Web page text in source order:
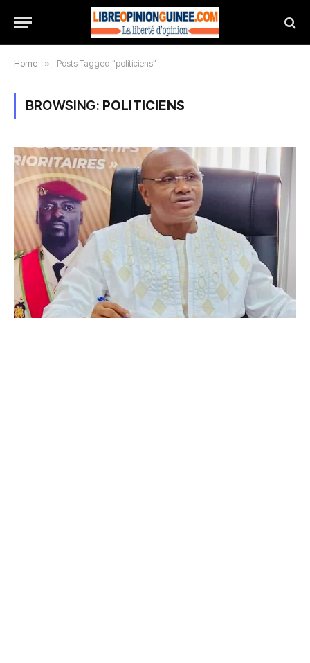
Home » Posts Tagged "politiciens"
BROWSING: POLITICIENS